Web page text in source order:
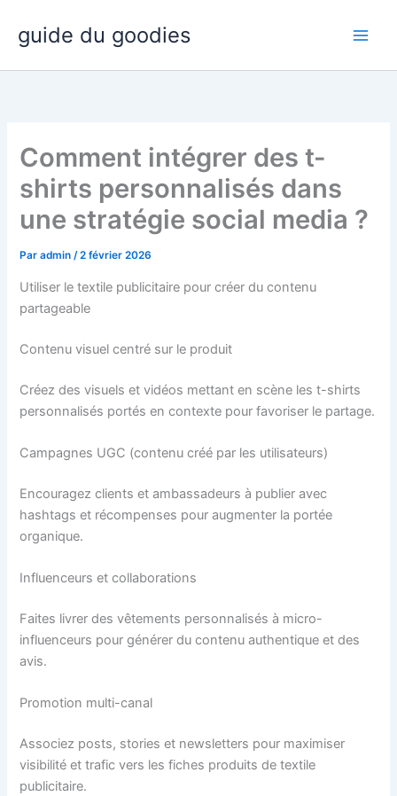
contenu
guide du goodies
Comment intégrer des t-
shirts personnalisés dans
une stratégie social media ?
Paradmin/2 février 2026
Utiliser le textile publicitaire pour créer du contenu
partageable
Contenu visuel centré sur le produit
Créez des visuels et vidéos mettant en scène les t-shirts
personnalisés portés en contexte pour favoriser le partage.
Campagnes UGC (contenu créé par les utilisateurs)
Encouragez clients et ambassadeurs à publier avec
hashtags et récompenses pour augmenter la portée
organique.
Influenceurs et collaborations
Faites livrer des vêtements personnalisés à micro-
influenceurs pour générer du contenu authentique et des
avis.
Promotion multi-canal
Associez posts, stories et newsletters pour maximiser
visibilité et trafic vers les fiches produits de textile
publicitaire.